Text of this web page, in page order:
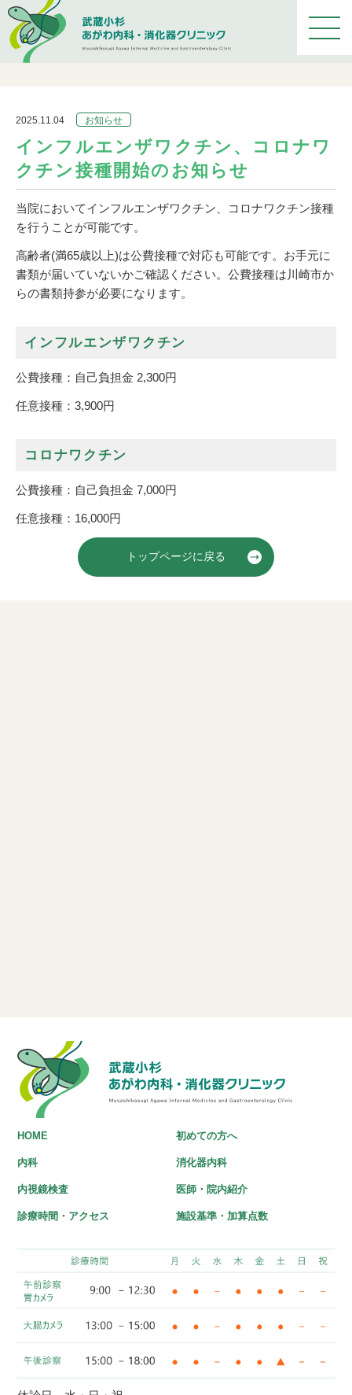
2025.11.04 お知らせ
インフルエンザワクチン、コロナワ
クチン接種開始のお知らせ
当院においてインフルエンザワクチン、コロナワクチン接種
を行うことが可能です。
高齢者(満65歳以上)は公費接種で対応も可能です。お手元に
書類が届いていないかご確認ください。公費接種は川崎市か
らの書類持参が必要になります。
インフルエンザワクチン
公費接種：自己負担金 2,300円
任意接種：3,900円
コロナワクチン
公費接種：自己負担金 7,000円
任意接種：16,000円
トップページに戻る
HOME 初めての方へ
内科 消化器内科
内視鏡検査 医師・院内紹介
診療時間・アクセス 施設基準・加算点数